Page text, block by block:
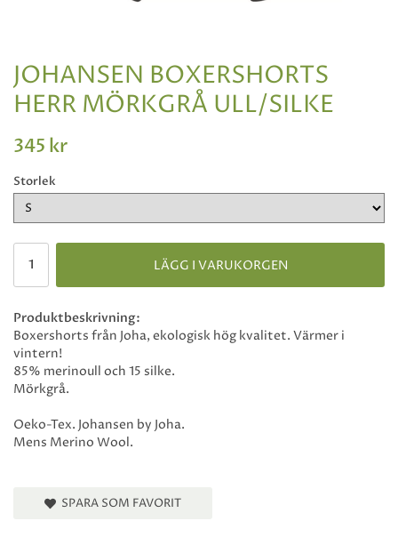
JOHANSEN BOXERSHORTS
HERR MÖRKGRÅ ULL/SILKE
345 kr
Storlek
LÄGG I VARUKORGEN
Produktbeskrivning:
Boxershorts från Joha, ekologisk hög kvalitet. Värmer i
vintern!
85% merinoull och 15 silke.
Mörkgrå.
Oeko-Tex. Johansen by Joha.
Mens Merino Wool.
SPARA SOM FAVORIT